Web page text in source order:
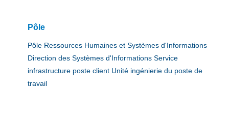
Pôle
Pôle Ressources Humaines et Systèmes d'Informations
Direction des Systèmes d'Informations Service
infrastructure poste client Unité ingénierie du poste de
travail